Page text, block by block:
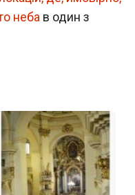
неба в один з